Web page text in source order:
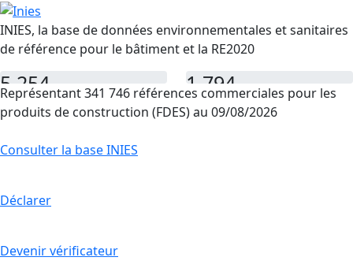
INIES, la base de données environnementales et sanitaires
de référence pour le bâtiment et la RE2020
5 254
FDES
1 794
PEP
Représentant 341 746 références commerciales pour les
produits de construction (FDES) au 09/08/2026
Consulter la base INIES
Déclarer
Devenir vérificateur